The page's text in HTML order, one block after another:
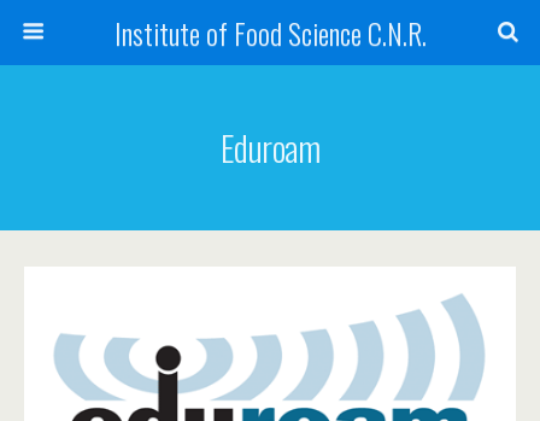
Institute of Food Science C.N.R.
Eduroam